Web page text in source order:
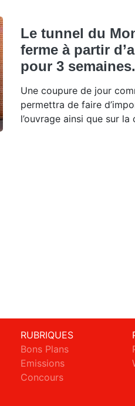
Le tunnel du
ferme à partir
pour 3 semaines.
Une coupure de jour
permettra de faire
l’ouvrage ainsi que sur la
RUBRIQUES
Bons Plans
Emissions
Concours